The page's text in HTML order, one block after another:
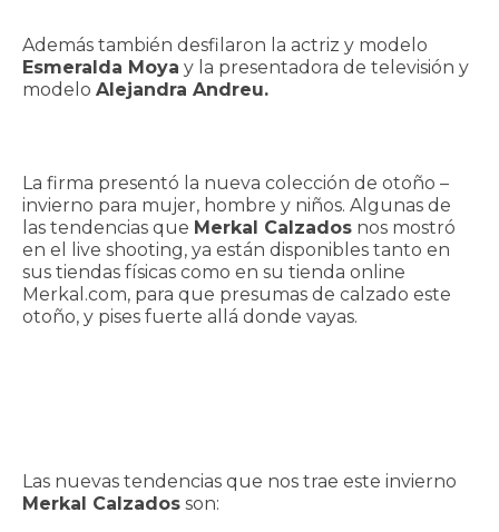
Además también desfilaron la actriz y modelo
Esmeralda Moya y la presentadora de televisión y
modelo Alejandra Andreu.
La firma presentó la nueva colección de otoño –
invierno para mujer, hombre y niños. Algunas de
las tendencias que Merkal Calzados nos mostró
en el live shooting, ya están disponibles tanto en
sus tiendas físicas como en su tienda online
Merkal.com, para que presumas de calzado este
otoño, y pises fuerte allá donde vayas.
Las nuevas tendencias que nos trae este invierno
Merkal Calzados son: